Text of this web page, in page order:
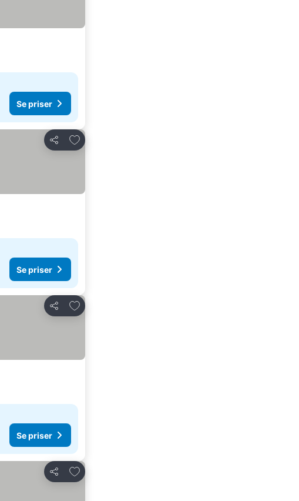
Se priser
Dela
Lägg till i Mina Favoriter
Se priser
Dela
Lägg till i Mina Favoriter
Se priser
Dela
Lägg till i Mina Favoriter